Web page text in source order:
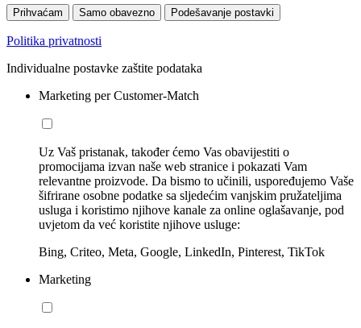
Prihvaćam Samo obavezno Podešavanje postavki
Politika privatnosti
Individualne postavke zaštite podataka
Marketing per Customer-Match
Uz Vaš pristanak, također ćemo Vas obavijestiti o
promocijama izvan naše web stranice i pokazati Vam
relevantne proizvode. Da bismo to učinili, uspoređujemo Vaše
šifrirane osobne podatke sa sljedećim vanjskim pružateljima
usluga i koristimo njihove kanale za online oglašavanje, pod
uvjetom da već koristite njihove usluge:
Bing, Criteo, Meta, Google, LinkedIn, Pinterest, TikTok
Marketing